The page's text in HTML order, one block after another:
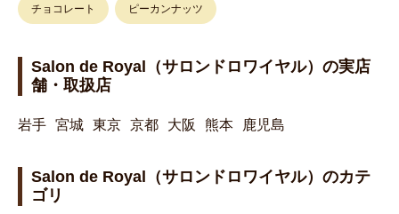
チョコレート ピーカンナッツ
Salon de Royal（サロンドロワイヤル）の実店
舗・取扱店
岩手 宮城 東京 京都 大阪 熊本 鹿児島
Salon de Royal（サロンドロワイヤル）のカテ
ゴリ